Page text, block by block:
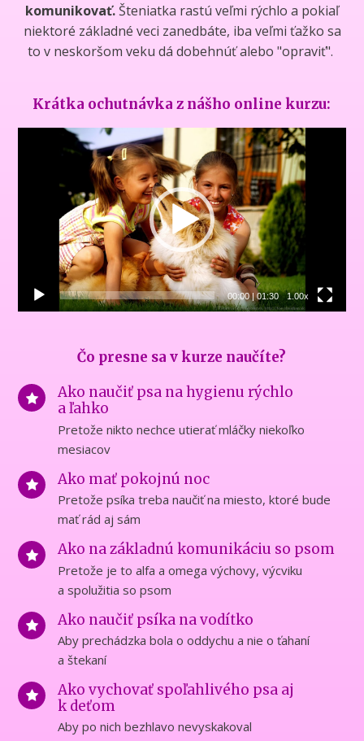
komunikovať. Šteniatka rastú veľmi rýchlo a pokiaľ
niektoré základné veci zanedbáte, iba veľmi ťažko sa
to v neskoršom veku dá dobehnúť alebo "opraviť".
Krátka ochutnávka z nášho online kurzu:
00:00|01:30 1.00x
Čo presne sa v kurze naučíte?
Ako naučiť psa na hygienu rýchlo
a ľahko
Pretože nikto nechce utierať mláčky niekoľko
mesiacov
Ako mať pokojnú noc
Pretože psíka treba naučiť na miesto, ktoré bude
mať rád aj sám
Ako na základnú komunikáciu so psom
Pretože je to alfa a omega výchovy, výcviku
a spolužitia so psom
Ako naučiť psíka na vodítko
Aby prechádzka bola o oddychu a nie o ťahaní
a štekaní
Ako vychovať spoľahlivého psa aj
k deťom
Aby po nich bezhlavo nevyskakoval